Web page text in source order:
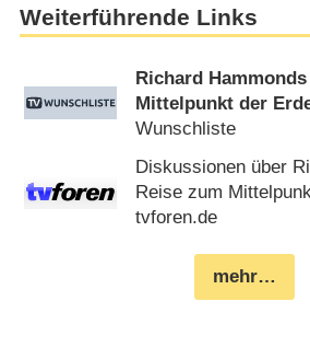
Weiterführende Links
Richard
Mittelpunkt der
Wunschliste
Diskussionen über
Reise zum
tvforen.de
mehr…